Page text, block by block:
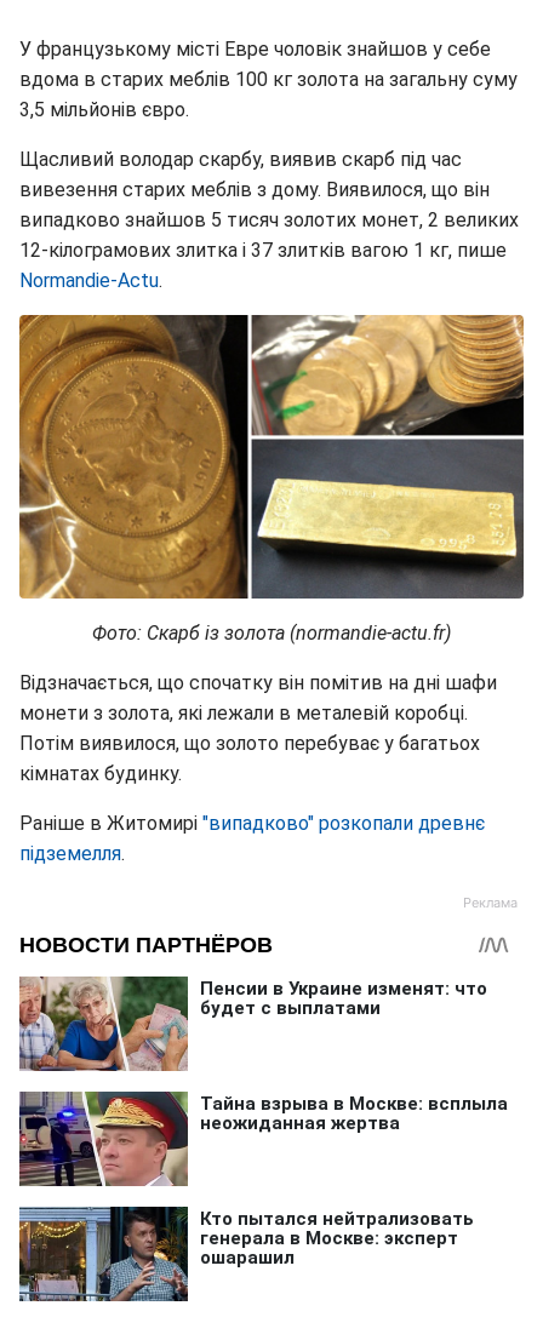
У французькому місті Евре чоловік знайшов у себе
вдома в старих меблів 100 кг золота на загальну суму
3,5 мільйонів євро.
Щасливий володар скарбу, виявив скарб під час
вивезення старих меблів з дому. Виявилося, що він
випадково знайшов 5 тисяч золотих монет, 2 великих
12-кілограмових злитка і 37 злитків вагою 1 кг, пише
Normandie-Actu.
Фото: Скарб із золота (normandie-actu.fr)
Відзначається, що спочатку він помітив на дні шафи
монети з золота, які лежали в металевій коробці.
Потім виявилося, що золото перебуває у багатьох
кімнатах будинку.
Раніше в Житомирі "випадково" розкопали древнє
підземелля.